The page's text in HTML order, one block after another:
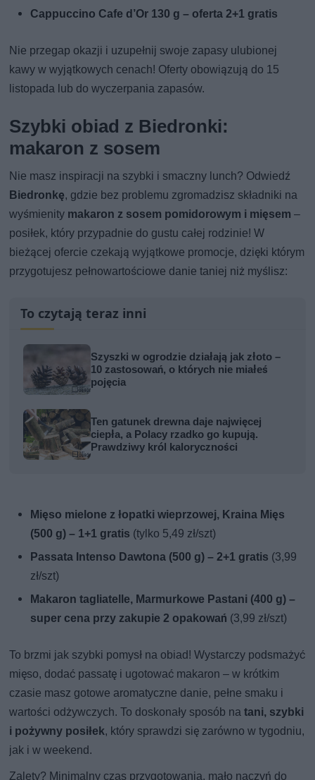
Cappuccino Cafe d’Or 130 g – oferta 2+1 gratis
Nie przegap okazji i uzupełnij swoje zapasy ulubionej
kawy w wyjątkowych cenach! Oferty obowiązują do 15
listopada lub do wyczerpania zapasów.
Szybki obiad z Biedronki:
makaron z sosem
Nie masz inspiracji na szybki i smaczny lunch? Odwiedź
Biedronkę, gdzie bez problemu zgromadzisz składniki na
wyśmienity makaron z sosem pomidorowym i mięsem –
posiłek, który przypadnie do gustu całej rodzinie! W
bieżącej ofercie czekają wyjątkowe promocje, dzięki którym
przygotujesz pełnowartościowe danie taniej niż myślisz:
To czytają teraz inni
Szyszki w ogrodzie działają jak złoto –
10 zastosowań, o których nie miałeś
pojęcia
Ten gatunek drewna daje najwięcej
ciepła, a Polacy rzadko go kupują.
Prawdziwy król kaloryczności
Mięso mielone z łopatki wieprzowej, Kraina Mięs
(500 g) – 1+1 gratis (tylko 5,49 zł/szt)
Passata Intenso Dawtona (500 g) – 2+1 gratis (3,99
zł/szt)
Makaron tagliatelle, Marmurkowe Pastani (400 g) –
super cena przy zakupie 2 opakowań (3,99 zł/szt)
To brzmi jak szybki pomysł na obiad! Wystarczy podsmażyć
mięso, dodać passatę i ugotować makaron – w krótkim
czasie masz gotowe aromatyczne danie, pełne smaku i
wartości odżywczych. To doskonały sposób natani, szybki
i pożywny posiłek, który sprawdzi się zarówno w tygodniu,
jak i w weekend.
Zalety? Minimalny czas przygotowania, mało naczyń do